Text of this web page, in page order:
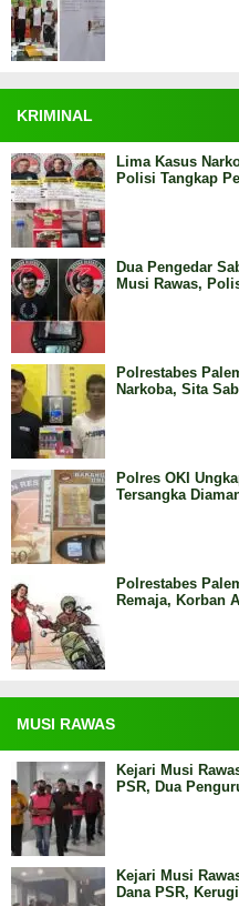
KRIMINAL
Lima Kasus
Polisi Tangkap
Dua Pengedar
Musi Rawas,
Polrestabes
Narkoba, Sita
Polres OKI
Tersangka
Polrestabes
Remaja, Korban
MUSI RAWAS
Kejari Musi
PSR, Dua
Kejari Musi
Dana PSR,